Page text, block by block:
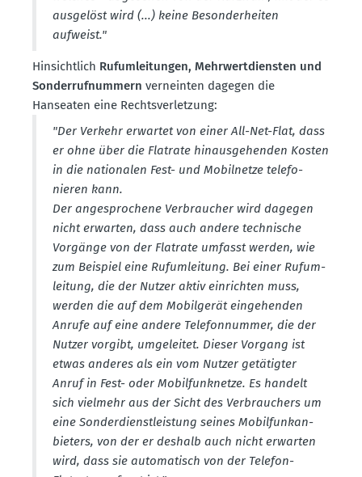
ausgelöst wird (...) keine Beson­der­heiten
aufweist."
Hinsichtlich Rufum­lei­tungen, Mehrwert­diensten und
Sonder­ruf­nummern verneinten dagegen die
Hanseaten eine Rechts­ver­letzung:
"Der Verkehr erwartet von einer All-Net-Flat, dass
er ohne über die Flatrate hinaus­ge­henden Kosten
in die natio­nalen Fest- und Mobil­netze telefo­
nieren kann.
Der an­gesprochene Verbraucher wird dagegen
nicht erwarten, dass auch andere technische
Vorgänge von der Flatrate umfasst werden, wie
zum Beispiel eine Rufum­leitung. Bei einer Rufum­
leitung, die der Nutzer aktiv einrichten muss,
werden die auf dem Mobil­gerät einge­henden
Anrufe auf eine andere Telefon­nummer, die der
Nutzer vorgibt, umgeleitet. Dieser Vorgang ist
etwas anderes als ein vom Nutzer getätigter
Anruf in Fest- oder Mobil­funk­netze. Es handelt
sich vielmehr aus der Sicht des Verbrau­chers um
eine Sonder­dienst­leistung seines Mobil­funk­an­
bieters, von der er des­halb auch nicht erwarten
wird, dass sie automa­tisch von der Telefon-